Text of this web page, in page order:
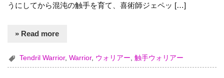
うにしてから混沌の触手を育て、喜術師ジェペッ […]
» Read more
Tendril Warrior,Warrior, ウォリアー ,触手ウォリアー